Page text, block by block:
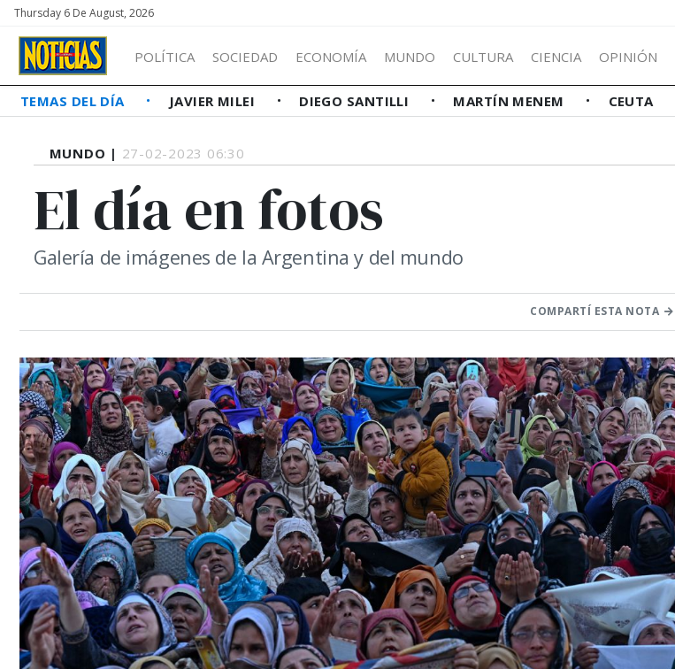
Thursday 6 De August, 2026
POLÍTICA SOCIEDAD ECONOMÍA MUNDO CULTURA CIENCIA OPINIÓN
TEMAS DEL DÍA JAVIER MILEI DIEGO SANTILLI MARTÍN MENEM CEUTA
MUNDO | 27-02-2023 06:30
El día en fotos
Galería de imágenes de la Argentina y del mundo
COMPARTÍ ESTA NOTA